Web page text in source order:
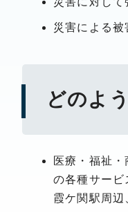
災害による
どのよ
医療・福祉
の各種サービ
霞ケ関駅周辺